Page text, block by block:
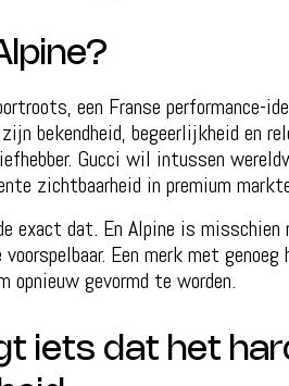
een Franse performance-
bekendheid, begeerlijkheid en
Gucci wil intussen
zichtbaarheid in premium
exact dat. En Alpine is
Een merk met
opnieuw gevormd te worden.
iets dat het